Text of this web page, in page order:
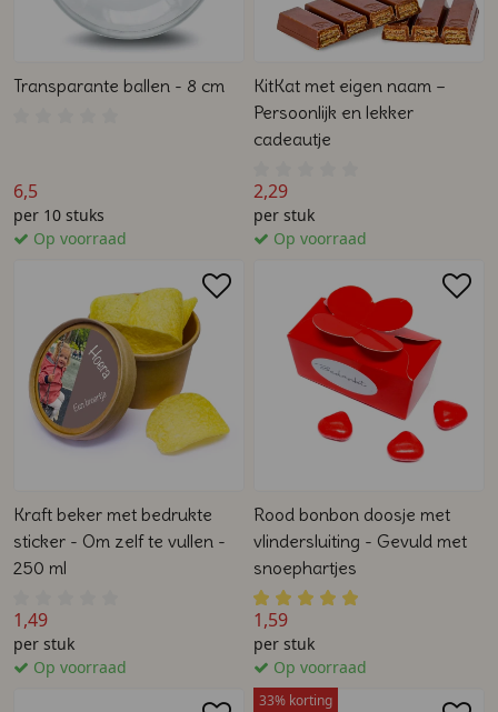
Transparante ballen - 8 cm
6,5
per 10 stuks
Op voorraad
KitKat met eigen naam –
Persoonlijk en lekker
cadeautje
2,29
per stuk
Op voorraad
Kraft beker met bedrukte
sticker - Om zelf te vullen -
250 ml
1,49
per stuk
Op voorraad
Rood bonbon doosje met
vlindersluiting - Gevuld met
snoephartjes
1,59
per stuk
Op voorraad
33% korting